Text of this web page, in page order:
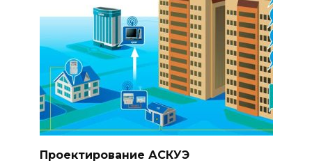
Проектирование АСКУЭ